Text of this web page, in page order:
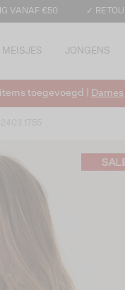
VANAF €50 ✓
MEISJES JONGENS
toegevoegd | Dames